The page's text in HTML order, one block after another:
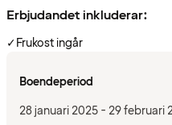
Erbjudandet inkluderar:
✓Frukost ingår
Boendeperiod
28 januari 2025 - 29 februari